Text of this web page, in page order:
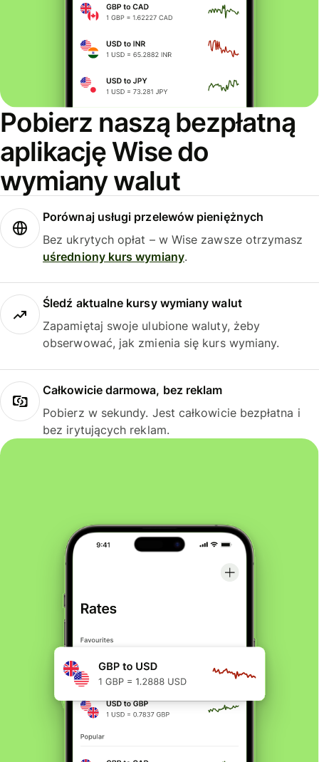
Pobierz naszą bezpłatną
aplikację Wise do
wymiany walut
Porównaj usługi przelewów pieniężnych
Bez ukrytych opłat – w Wise zawsze otrzymasz
uśredniony kurs wymiany.
Śledź aktualne kursy wymiany walut
Zapamiętaj swoje ulubione waluty, żeby
obserwować, jak zmienia się kurs wymiany.
Całkowicie darmowa, bez reklam
Pobierz w sekundy. Jest całkowicie bezpłatna i
bez irytujących reklam.